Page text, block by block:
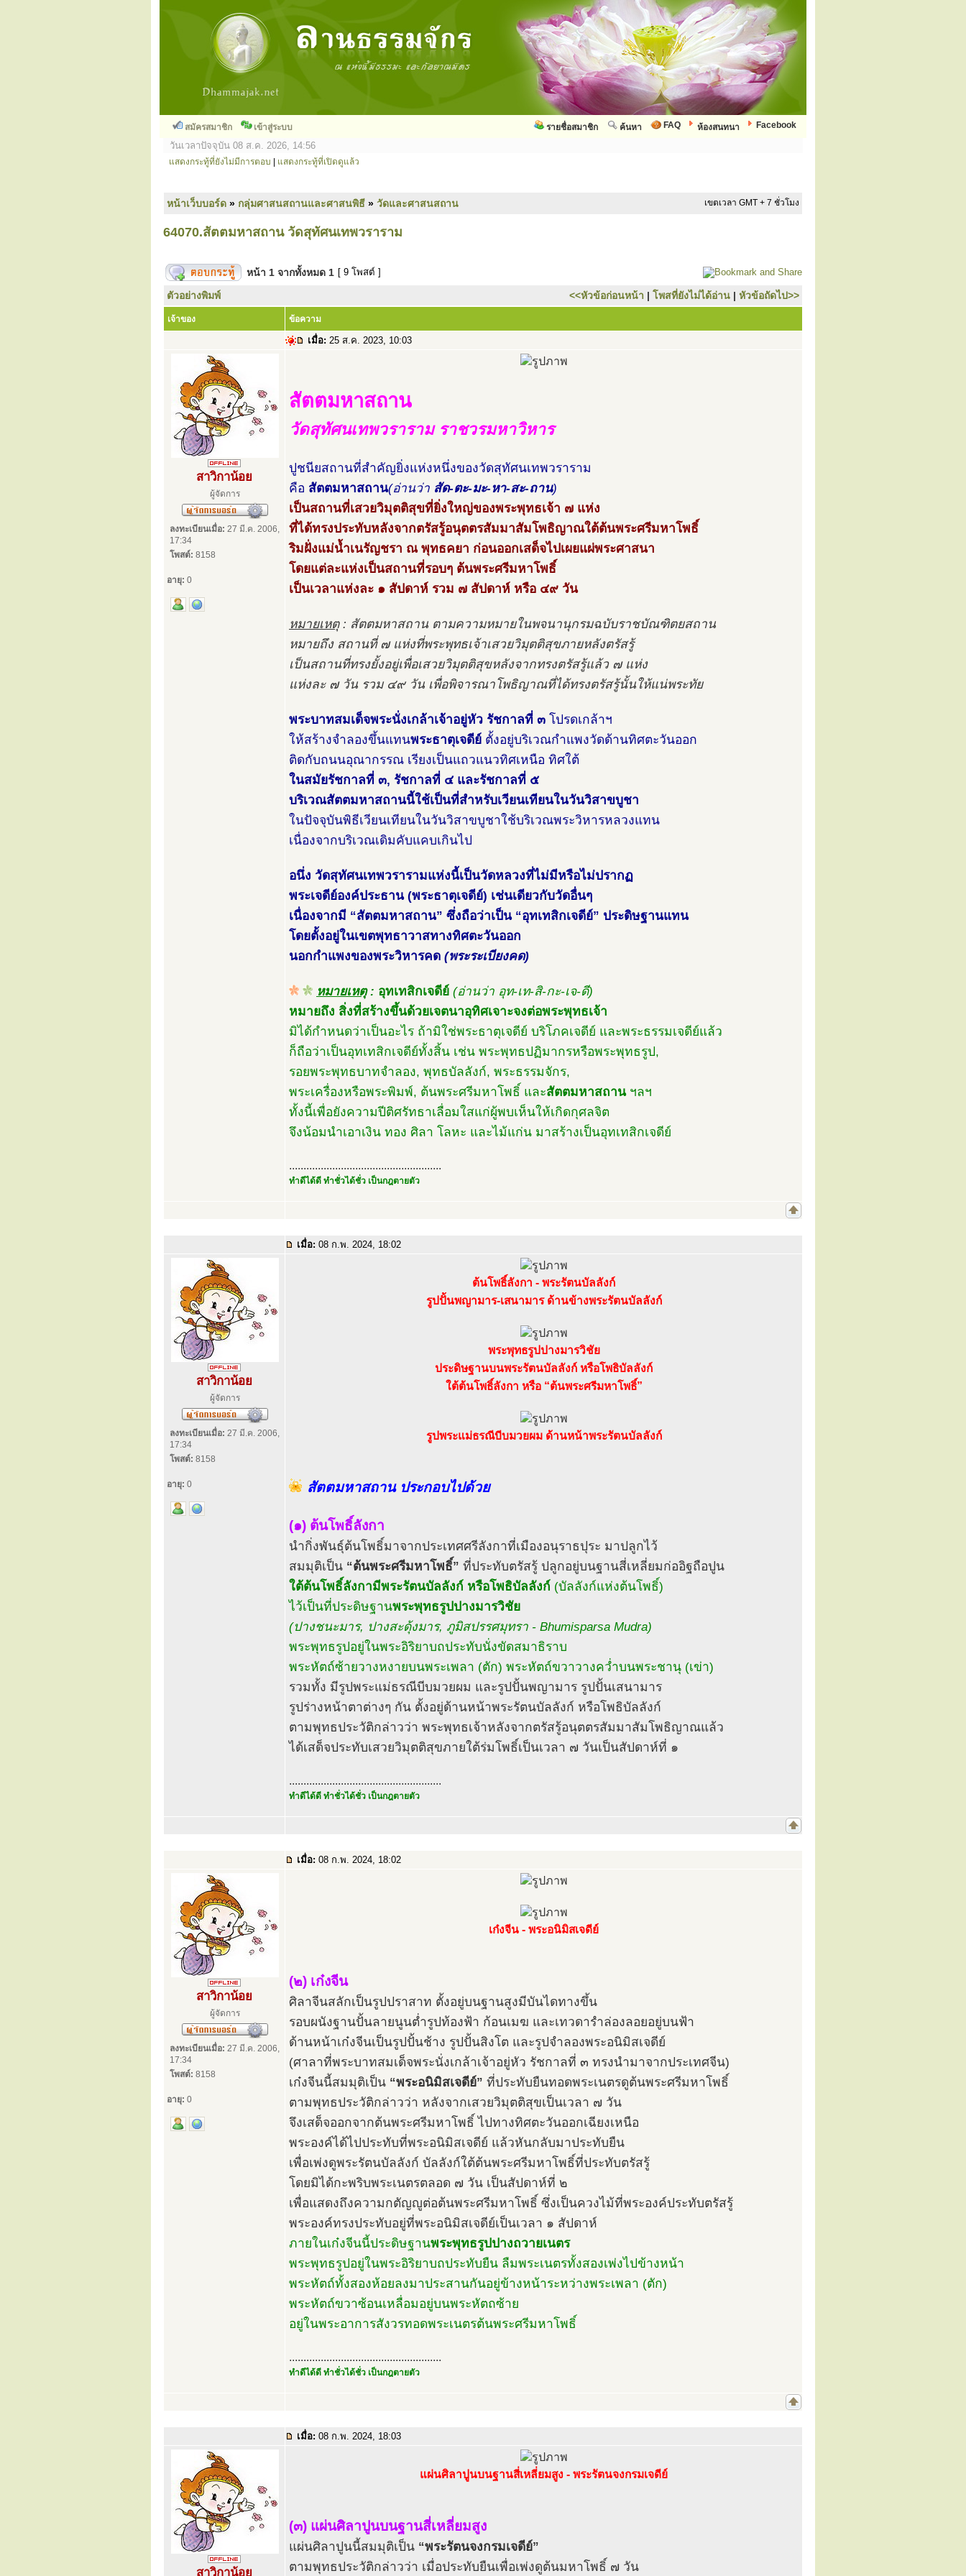
สมัครสมาชิก เข้าสู่ระบบ Facebook
ห้องสนทนา
FAQ
ค้นหา
รายชื่อสมาชิก
วันเวลาปัจจุบัน 08 ส.ค. 2026, 14:56
แสดงกระทู้ที่ยังไม่มีการตอบ แสดงกระทู้ที่เปิดดูแล้ว
หน้าเว็บบอร์ด » กลุ่มศาสนสถานและศาสนพิธี » วัดและศาสนสถาน เขตเวลา GMT + 7 ชั่วโมง
64070.สัตตมหาสถาน วัดสุทัศนเทพวราราม
หน้า 1 จากทั้งหมด 1 [ 9 โพสต์ ]
ตัวอย่างพิมพ์ <<หัวข้อก่อนหน้า | โพสที่ยังไม่ได้อ่าน | หัวข้อถัดไป>>
เจ้าของ ข้อความ
เมื่อ: 25 ส.ค. 2023, 10:03
สาวิกาน้อย
ผู้จัดการ
ลงทะเบียนเมื่อ: 27 มี.ค. 2006,
17:34
โพสต์: 8158
อายุ: 0
สัตตมหาสถาน
วัดสุทัศนเทพวราราม ราชวรมหาวิหาร
ปูชนียสถานที่สำคัญยิ่งแห่งหนึ่งของวัดสุทัศนเทพวราราม
คือ สัตตมหาสถาน(อ่านว่า สัด-ตะ-มะ-หา-สะ-ถาน)
เป็นสถานที่เสวยวิมุตติสุขที่ยิ่งใหญ่ของพระพุทธเจ้า ๗ แห่ง
ที่ได้ทรงประทับหลังจากตรัสรู้อนุตตรสัมมาสัมโพธิญาณใต้ต้นพระศรีมหาโพธิ์
ริมฝั่งแม่น้ำเนรัญชรา ณ พุทธคยา ก่อนออกเสด็จไปเผยแผ่พระศาสนา
โดยแต่ละแห่งเป็นสถานที่รอบๆ ต้นพระศรีมหาโพธิ์
เป็นเวลาแห่งละ ๑ สัปดาห์ รวม ๗ สัปดาห์ หรือ ๔๙ วัน
หมายเหตุ: สัตตมหาสถาน ตามความหมายในพจนานุกรมฉบับราชบัณฑิตยสถาน
หมายถึง สถานที่ ๗ แห่งที่พระพุทธเจ้าเสวยวิมุตติสุขภายหลังตรัสรู้
เป็นสถานที่ทรงยั้งอยู่เพื่อเสวยวิมุตติสุขหลังจากทรงตรัสรู้แล้ว ๗ แห่ง
แห่งละ ๗ วัน รวม ๔๙ วัน เพื่อพิจารณาโพธิญาณที่ได้ทรงตรัสรู้นั้นให้แน่พระทัย
พระบาทสมเด็จพระนั่งเกล้าเจ้าอยู่หัว รัชกาลที่ ๓ โปรดเกล้าฯ
ให้สร้างจำลองขึ้นแทนพระธาตุเจดีย์ ตั้งอยู่บริเวณกำแพงวัดด้านทิศตะวันออก
ติดกับถนนอุณากรรณ เรียงเป็นแถวแนวทิศเหนือ ทิศใต้
ในสมัยรัชกาลที่ ๓, รัชกาลที่ ๔ และรัชกาลที่ ๕
บริเวณสัตตมหาสถานนี้ใช้เป็นที่สำหรับเวียนเทียนในวันวิสาขบูชา
ในปัจจุบันพิธีเวียนเทียนในวันวิสาขบูชาใช้บริเวณพระวิหารหลวงแทน
เนื่องจากบริเวณเดิมคับแคบเกินไป
อนึ่ง วัดสุทัศนเทพวรารามแห่งนี้เป็นวัดหลวงที่ไม่มีหรือไม่ปรากฏ
พระเจดีย์องค์ประธาน (พระธาตุเจดีย์) เช่นเดียวกับวัดอื่นๆ
เนื่องจากมี “สัตตมหาสถาน” ซึ่งถือว่าเป็น “อุทเทสิกเจดีย์” ประดิษฐานแทน
โดยตั้งอยู่ในเขตพุทธาวาสทางทิศตะวันออก
นอกกำแพงของพระวิหารคด (พระระเบียงคด)
หมายเหตุ: อุทเทสิกเจดีย์ (อ่านว่า อุท-เท-สิ-กะ-เจ-ดี)
หมายถึง สิ่งที่สร้างขึ้นด้วยเจตนาอุทิศเจาะจงต่อพระพุทธเจ้า
มิได้กำหนดว่าเป็นอะไร ถ้ามิใช่พระธาตุเจดีย์ บริโภคเจดีย์ และพระธรรมเจดีย์แล้ว
ก็ถือว่าเป็นอุทเทสิกเจดีย์ทั้งสิ้น เช่น พระพุทธปฏิมากรหรือพระพุทธรูป,
รอยพระพุทธบาทจำลอง, พุทธบัลลังก์, พระธรรมจักร,
พระเครื่องหรือพระพิมพ์, ต้นพระศรีมหาโพธิ์ และสัตตมหาสถานฯลฯ
ทั้งนี้เพื่อยังความปีติศรัทธาเลื่อมใสแก่ผู้พบเห็นให้เกิดกุศลจิต
จึงน้อมนำเอาเงิน ทอง ศิลา โลหะ และไม้แก่น มาสร้างเป็นอุทเทสิกเจดีย์
.....................................................
ทำดีได้ดี ทำชั่วได้ชั่ว เป็นกฎตายตัว
เมื่อ: 08 ก.พ. 2024, 18:02
สาวิกาน้อย
ผู้จัดการ
ลงทะเบียนเมื่อ: 27 มี.ค. 2006,
17:34
โพสต์: 8158
อายุ: 0
ต้นโพธิ์ลังกา - พระรัตนบัลลังก์
รูปปั้นพญามาร-เสนามาร ด้านข้างพระรัตนบัลลังก์
พระพุทธรูปปางมารวิชัย
ประดิษฐานบนพระรัตนบัลลังก์ หรือโพธิบัลลังก์
ใต้ต้นโพธิ์ลังกา หรือ “ต้นพระศรีมหาโพธิ์”
รูปพระแม่ธรณีบีบมวยผม ด้านหน้าพระรัตนบัลลังก์
สัตตมหาสถาน ประกอบไปด้วย
(๑) ต้นโพธิ์ลังกา
นำกิ่งพันธุ์ต้นโพธิ์มาจากประเทศศรีลังกาที่เมืองอนุราธปุระ มาปลูกไว้
สมมุติเป็น “ต้นพระศรีมหาโพธิ์” ที่ประทับตรัสรู้ ปลูกอยู่บนฐานสี่เหลี่ยมก่ออิฐถือปูน
ใต้ต้นโพธิ์ลังกามีพระรัตนบัลลังก์ หรือโพธิบัลลังก์ (บัลลังก์แห่งต้นโพธิ์)
ไว้เป็นที่ประดิษฐานพระพุทธรูปปางมารวิชัย
(ปางชนะมาร, ปางสะดุ้งมาร, ภูมิสปรรศมุทรา - Bhumisparsa Mudra)
พระพุทธรูปอยู่ในพระอิริยาบถประทับนั่งขัดสมาธิราบ
พระหัตถ์ซ้ายวางหงายบนพระเพลา (ตัก) พระหัตถ์ขวาวางคว่ำบนพระชานุ (เข่า)
รวมทั้ง มีรูปพระแม่ธรณีบีบมวยผม และรูปปั้นพญามาร รูปปั้นเสนามาร
รูปร่างหน้าตาต่างๆ กัน ตั้งอยู่ด้านหน้าพระรัตนบัลลังก์ หรือโพธิบัลลังก์
ตามพุทธประวัติกล่าวว่า พระพุทธเจ้าหลังจากตรัสรู้อนุตตรสัมมาสัมโพธิญาณแล้ว
ได้เสด็จประทับเสวยวิมุตติสุขภายใต้ร่มโพธิ์เป็นเวลา ๗ วันเป็นสัปดาห์ที่ ๑
.....................................................
ทำดีได้ดี ทำชั่วได้ชั่ว เป็นกฎตายตัว
เมื่อ: 08 ก.พ. 2024, 18:02
สาวิกาน้อย
ผู้จัดการ
ลงทะเบียนเมื่อ: 27 มี.ค. 2006,
17:34
โพสต์: 8158
อายุ: 0
เก๋งจีน - พระอนิมิสเจดีย์
(๒) เก๋งจีน
ศิลาจีนสลักเป็นรูปปราสาท ตั้งอยู่บนฐานสูงมีบันไดทางขึ้น
รอบผนังฐานปั้นลายนูนต่ำรูปท้องฟ้า ก้อนเมฆ และเทวดารำล่องลอยอยู่บนฟ้า
ด้านหน้าเก๋งจีนเป็นรูปปั้นช้าง รูปปั้นสิงโต และรูปจำลองพระอนิมิสเจดีย์
(ศาลาที่พระบาทสมเด็จพระนั่งเกล้าเจ้าอยู่หัว รัชกาลที่ ๓ ทรงนำมาจากประเทศจีน)
เก๋งจีนนี้สมมุติเป็น “พระอนิมิสเจดีย์” ที่ประทับยืนทอดพระเนตรดูต้นพระศรีมหาโพธิ์
ตามพุทธประวัติกล่าวว่า หลังจากเสวยวิมุตติสุขเป็นเวลา ๗ วัน
จึงเสด็จออกจากต้นพระศรีมหาโพธิ์ ไปทางทิศตะวันออกเฉียงเหนือ
พระองค์ได้ไปประทับที่พระอนิมิสเจดีย์ แล้วหันกลับมาประทับยืน
เพื่อเพ่งดูพระรัตนบัลลังก์ บัลลังก์ใต้ต้นพระศรีมหาโพธิ์ที่ประทับตรัสรู้
โดยมิได้กะพริบพระเนตรตลอด ๗ วัน เป็นสัปดาห์ที่ ๒
เพื่อแสดงถึงความกตัญญูต่อต้นพระศรีมหาโพธิ์ ซึ่งเป็นควงไม้ที่พระองค์ประทับตรัสรู้
พระองค์ทรงประทับอยู่ที่พระอนิมิสเจดีย์เป็นเวลา ๑ สัปดาห์
ภายในเก๋งจีนนี้ประดิษฐานพระพุทธรูปปางถวายเนตร
พระพุทธรูปอยู่ในพระอิริยาบถประทับยืน ลืมพระเนตรทั้งสองเพ่งไปข้างหน้า
พระหัตถ์ทั้งสองห้อยลงมาประสานกันอยู่ข้างหน้าระหว่างพระเพลา (ตัก)
พระหัตถ์ขวาซ้อนเหลื่อมอยู่บนพระหัตถซ้าย
อยู่ในพระอาการสังวรทอดพระเนตรต้นพระศรีมหาโพธิ์
.....................................................
ทำดีได้ดี ทำชั่วได้ชั่ว เป็นกฎตายตัว
เมื่อ: 08 ก.พ. 2024, 18:03
สาวิกาน้อย
แผ่นศิลาปูนบนฐานสี่เหลี่ยมสูง - พระรัตนจงกรมเจดีย์
(๓) แผ่นศิลาปูนบนฐานสี่เหลี่ยมสูง
แผ่นศิลาปูนนี้สมมุติเป็น “พระรัตนจงกรมเจดีย์”
ตามพุทธประวัติกล่าวว่า เมื่อประทับยืนเพื่อเพ่งดูต้นมหาโพธิ์ ๗ วัน